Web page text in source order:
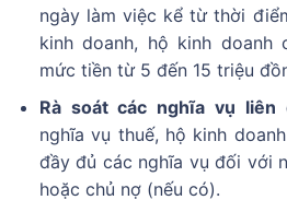
ngày làm việc kể từ thời
kinh doanh, hộ kinh
mức tiền từ 5 đến 15 triệu
Rà soát các nghĩa vụ liên
nghĩa vụ thuế, hộ kinh
đầy đủ các nghĩa vụ đối với
hoặc chủ nợ (nếu có).